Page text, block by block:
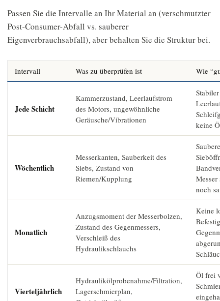
Passen Sie die Intervalle an Ihr Material an (verschmutzter
Post-Consumer-Abfall vs. sauberer
Eigenverbrauchsabfall), aber behalten Sie die Struktur bei.
Intervall Was zu überprüfen ist Wie
Jede Schicht
Kammerzustand, Leerlaufstrom
des Motors, ungewöhnliche
Geräusche/Vibrationen
Stabiler
keine
Wöchentlich
Messerkanten, Sauberkeit des
Siebs, Zustand von
Riemen/Kupplung
Saubere
Messer
noch
Monatlich
Anzugsmoment der Messerbolzen,
Zustand des Gegenmessers,
Verschleiß des
Hydraulikschlauchs
Keine
Vierteljährlich
Hydraulikölprobenahme/Filtration,
Lagerschmierplan,
Öl frei